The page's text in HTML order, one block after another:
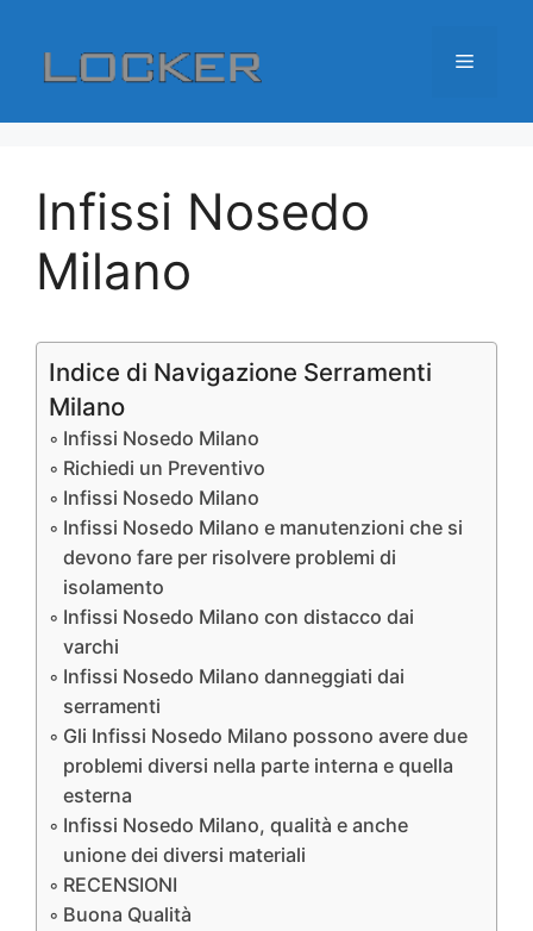
contenuto
Menu
Infissi Nosedo
Milano
Indice di Navigazione Serramenti
Milano
Infissi Nosedo Milano
Richiedi un Preventivo
Infissi Nosedo Milano
Infissi Nosedo Milano e manutenzioni che si
devono fare per risolvere problemi di
isolamento
Infissi Nosedo Milano con distacco dai
varchi
Infissi Nosedo Milano danneggiati dai
serramenti
Gli Infissi Nosedo Milano possono avere due
problemi diversi nella parte interna e quella
esterna
Infissi Nosedo Milano, qualità e anche
unione dei diversi materiali
RECENSIONI
Buona Qualità